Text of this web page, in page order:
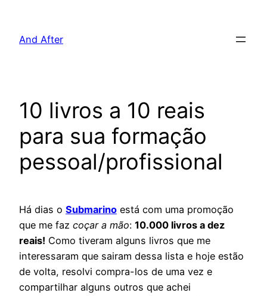
And After
10 livros a 10 reais
para sua formação
pessoal/profissional
Há dias o Submarino está com uma promoção
que me faz coçar a mão: 10.000 livros a dez
reais! Como tiveram alguns livros que me
interessaram que sairam dessa lista e hoje estão
de volta, resolvi compra-los de uma vez e
compartilhar alguns outros que achei